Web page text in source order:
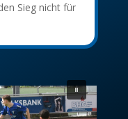
Sieg nicht für